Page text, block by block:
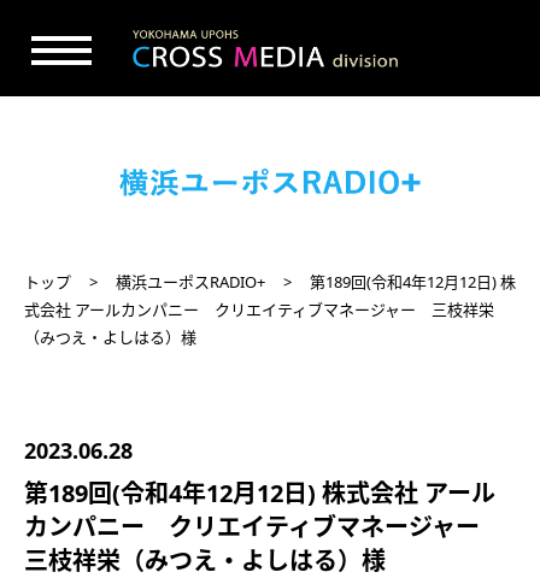
トップ 横浜ユーポスRADIO+
第189回(令和4年12月12日) 株
式会社 アールカンパニー クリエイティブマネージャー 三枝祥栄
（みつえ・よしはる）様
2023.06.28
第189回(令和4年12月12日) 株式会社 アール
カンパニー クリエイティブマネージャー
三枝祥栄（みつえ・よしはる）様